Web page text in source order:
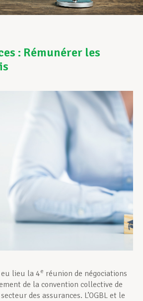
Travail
professionnel
: Rémunérer les
lieu la 4e réunion de négociations
de la convention collective de
des assurances. L’OGBL et le